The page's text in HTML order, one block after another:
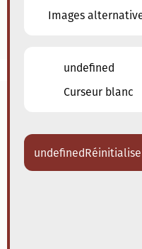
Images
undefined
Curseur blanc
undefined